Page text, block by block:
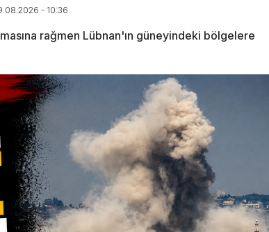
- 10:36
rağmen Lübnan'ın güneyindeki bölgelere